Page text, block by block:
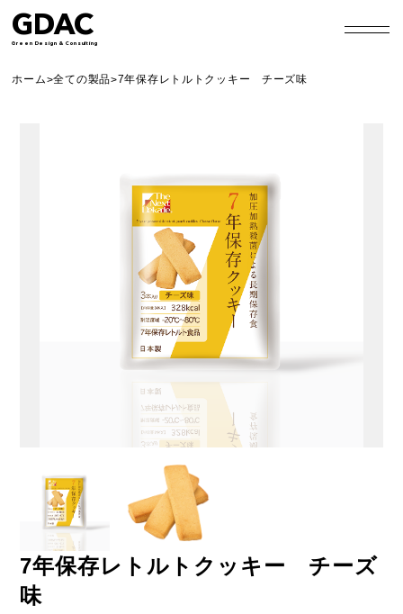
GDAC
Green Design & Consulting
ホーム>全ての製品>7年保存レトルトクッキー チーズ味
7年保存レトルトクッキー チーズ
味